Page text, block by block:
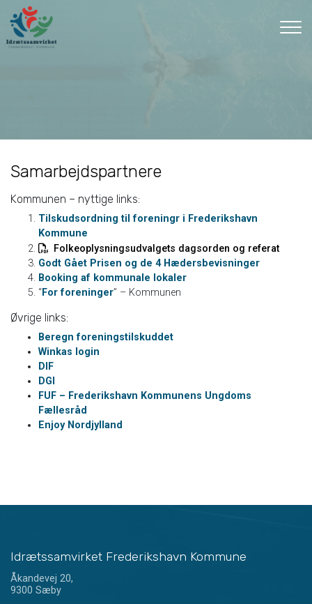
hovedindhold
Samarbejdspartnere
Kommunen – nyttige links:
Tilskudsordning til foreningr i Frederikshavn
Kommune
Folkeoplysningsudvalgets dagsorden og referat
Godt Gået Prisen og de 4 Hædersbevisninger
Booking af kommunale lokaler
“For foreninger” – Kommunen
Øvrige links:
Beregn foreningstilskuddet
Winkas login
DIF
DGI
FUF – Frederikshavn Kommunens Ungdoms
Fællesråd
Enjoy Nordjylland
Idrætssamvirket Frederikshavn Kommune
Åkandevej 20,
9300 Sæby